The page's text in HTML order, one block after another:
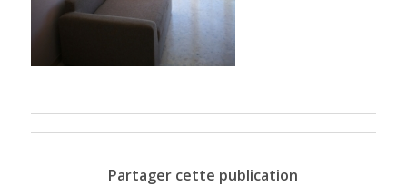
Partager cette publication